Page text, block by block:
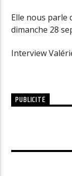
Elle nous parle
dimanche 28
Interview
PUBLICITÉ